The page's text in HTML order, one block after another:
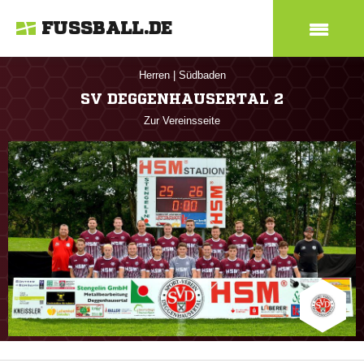
FUSSBALL.DE
Herren Südbaden
SV DEGGENHAUSERTAL 2
Zur Vereinsseite